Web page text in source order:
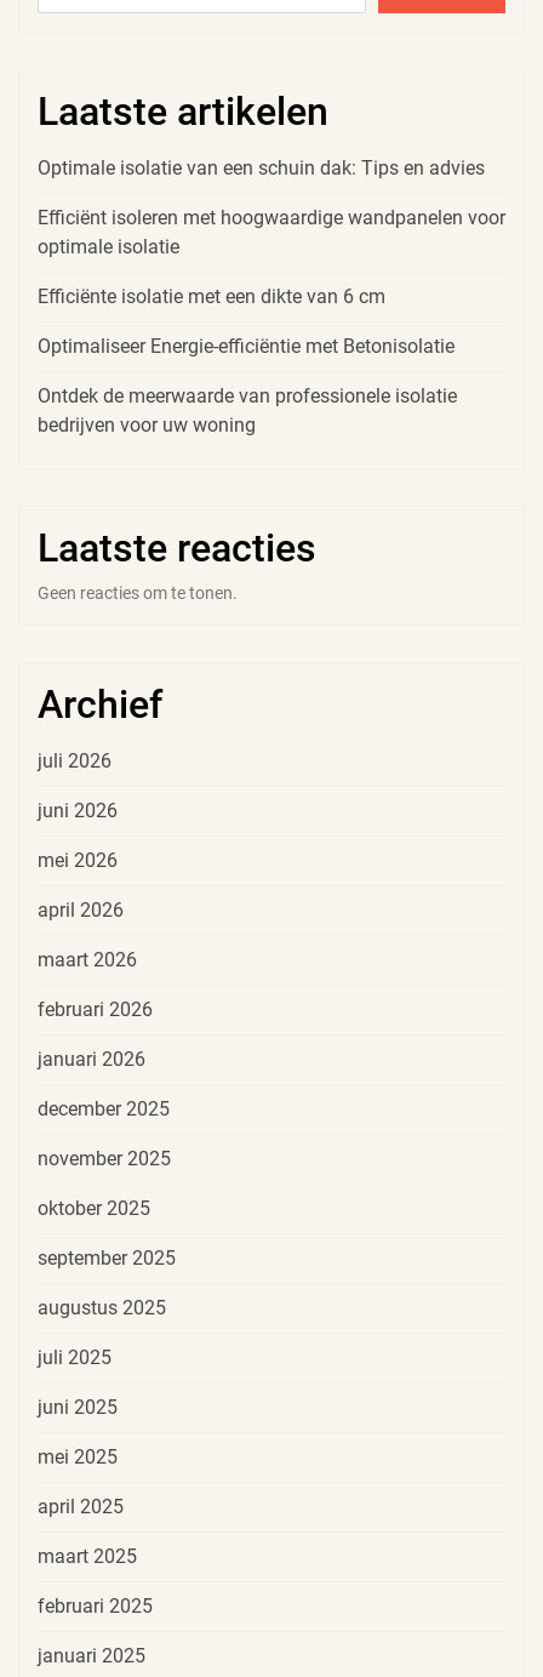
Laatste artikelen
Optimale isolatie van een schuin dak: Tips en advies
Efficiënt isoleren met hoogwaardige wandpanelen voor
optimale isolatie
Efficiënte isolatie met een dikte van 6 cm
Optimaliseer Energie-efficiëntie met Betonisolatie
Ontdek de meerwaarde van professionele isolatie
bedrijven voor uw woning
Laatste reacties
Geen reacties om te tonen.
Archief
juli 2026
juni 2026
mei 2026
april 2026
maart 2026
februari 2026
januari 2026
december 2025
november 2025
oktober 2025
september 2025
augustus 2025
juli 2025
juni 2025
mei 2025
april 2025
maart 2025
februari 2025
januari 2025